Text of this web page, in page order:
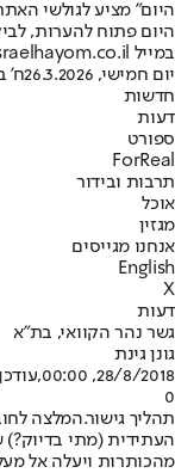
היום" מציע לגולשי
היום פתוח להערות,
במייל hayom@israelhayom.co.il.
יום חמישי, 26.3.2026
ח'
חדשות
דעות
ספורט
ForReal
תרבות ובידור
אוכל
מגזין
אנחנו מגייסים
English
X
דעות
גשר נהר הקוואי, בת"א
גונן גינת
28/8/2018, 00:00
0
תהליך גישור.המלצה
העתידית (מתי בדיוק?)
מהכותרות ויעלה אל